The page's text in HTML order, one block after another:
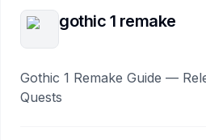
gothic 1 remake
Gothic 1 Remake Guide —
Quests